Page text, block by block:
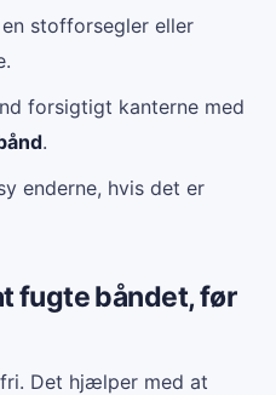
en stofforsegler eller
forsigtigt kanterne med
.
enderne, hvis det er
fugte båndet, før
Det hjælper med at